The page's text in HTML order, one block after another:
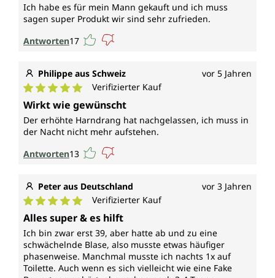
Ich habe es für mein Mann gekauft und ich muss
sagen super Produkt wir sind sehr zufrieden.
Antworten17
Philippe aus Schweiz vor 5 Jahren
Durchschnittliche Bewertung von 5 von 5 Sternen
Verifizierter Kauf
Wirkt wie gewünscht
Der erhöhte Harndrang hat nachgelassen, ich muss in
der Nacht nicht mehr aufstehen.
Antworten13
Peter aus Deutschland vor 3 Jahren
Durchschnittliche Bewertung von 5 von 5 Sternen
Verifizierter Kauf
Alles super & es hilft
Ich bin zwar erst 39, aber hatte ab und zu eine
schwächelnde Blase, also musste etwas häufiger
phasenweise. Manchmal musste ich nachts 1x auf
Toilette. Auch wenn es sich vielleicht wie eine Fake